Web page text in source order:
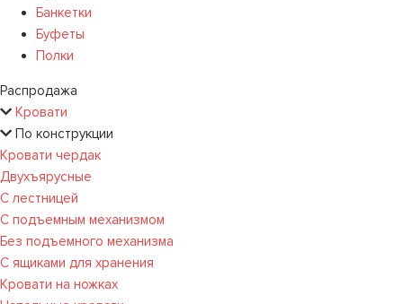
Банкетки
Буфеты
Полки
Распродажа
Кровати
По конструкции
Кровати чердак
Двухъярусные
С лестницей
С подъемным механизмом
Без подъемного механизма
С ящиками для хранения
Кровати на ножках